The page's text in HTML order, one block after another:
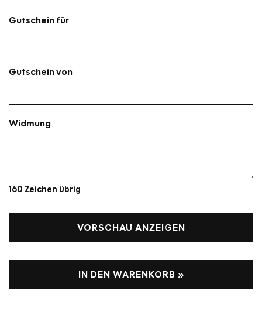
Gutschein für
Gutschein von
Widmung
160 Zeichen übrig
VORSCHAU ANZEIGEN
IN DEN WARENKORB »